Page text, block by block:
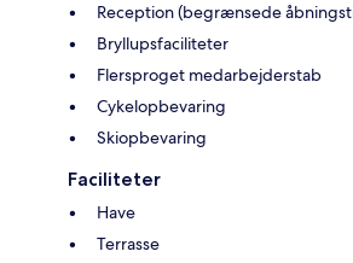
Reception (begrænsede
Bryllupsfaciliteter
Flersproget medarbejderstab
Cykelopbevaring
Skiopbevaring
Faciliteter
Have
Terrasse